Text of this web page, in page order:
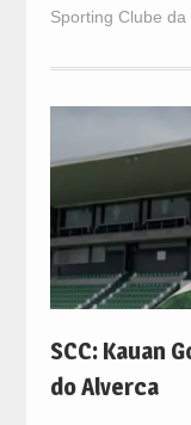
Sporting Clube da
SCC: Kauan
do Alverca